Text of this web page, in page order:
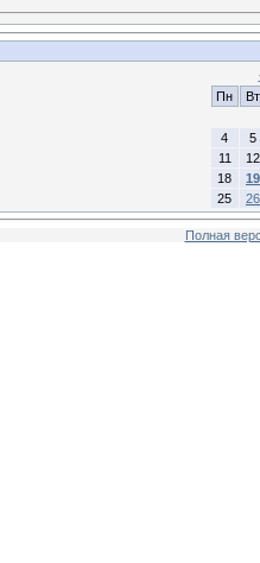
Пн
Вт
4
5
11
12
18
19
25
26
Полная